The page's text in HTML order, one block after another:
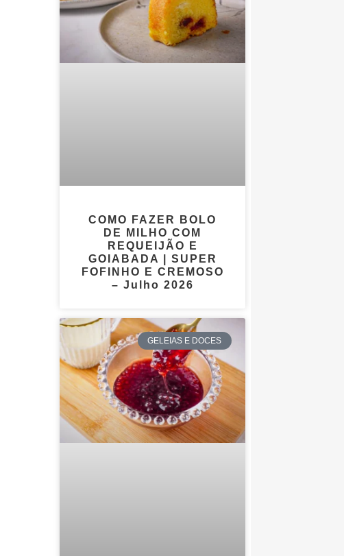
COMO FAZER BOLO
DE MILHO COM
REQUEIJÃO E
GOIABADA | SUPER
FOFINHO E CREMOSO
– Julho 2026
GELEIAS E DOCES